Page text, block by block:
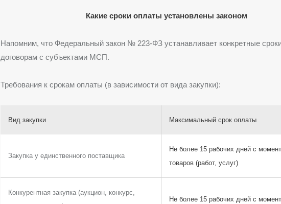
Какие сроки оплаты установлены законом
Напомним, что Федеральный закон № 223-ФЗ устанавливает конкретные
договорам с субъектами МСП.
Требования к срокам оплаты (в зависимости от вида закупки):
Вид закупки Максимальный срок оплаты
Закупка у единственного поставщика
Не более 15 рабочих дней с
товаров (работ, услуг)
Конкурентная закупка (аукцион, конкурс,
Не более 15 рабочих дней с